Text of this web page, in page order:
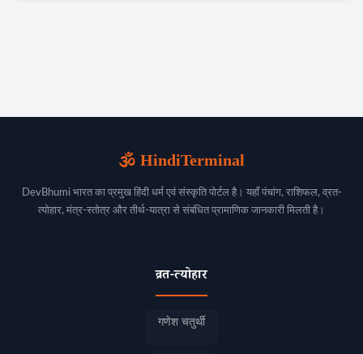
🕉️ HindiTerminal
DevBhumi भारत का प्रमुख हिंदी धर्म एवं संस्कृति पोर्टल है। यहाँ पंचांग, राशिफल, व्रत-
त्योहार, मंत्र-स्तोत्र और तीर्थ-यात्रा से संबंधित प्रामाणिक जानकारी मिलती है।
व्रत-त्योहार
गणेश चतुर्थी